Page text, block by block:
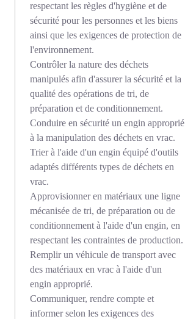
respectant les règles d'hygiène et de
sécurité pour les personnes et les biens
ainsi que les exigences de protection de
l'environnement.
Contrôler la nature des déchets
manipulés afin d'assurer la sécurité et la
qualité des opérations de tri, de
préparation et de conditionnement.
Conduire en sécurité un engin approprié
à la manipulation des déchets en vrac.
Trier à l'aide d'un engin équipé d'outils
adaptés différents types de déchets en
vrac.
Approvisionner en matériaux une ligne
mécanisée de tri, de préparation ou de
conditionnement à l'aide d'un engin, en
respectant les contraintes de production.
Remplir un véhicule de transport avec
des matériaux en vrac à l'aide d'un
engin approprié.
Communiquer, rendre compte et
informer selon les exigences des